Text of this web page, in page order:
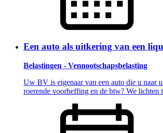
Een auto als uitkering van een
Belastingen - Vennootschapsbelasting
Uw BV is eigenaar van een auto die u naar
roerende voorheffing en de btw? We lichten